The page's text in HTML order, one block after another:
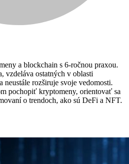
a blockchain s 6-ročnou praxou.
vzdeláva ostatných v oblasti
neustále rozširuje svoje vedomosti.
pochopiť kryptomeny, orientovať sa
o trendoch, ako sú DeFi a NFT.